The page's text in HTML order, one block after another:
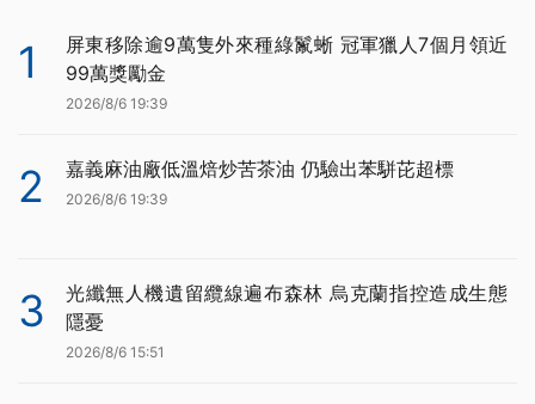
1
屏東移除逾9萬隻外來種綠鬣蜥 冠軍獵人7個月領近
99萬獎勵金
2026/8/6 19:39
2 嘉義麻油廠低溫焙炒苦茶油 仍驗出苯駢芘超標
2026/8/6 19:39
3
光纖無人機遺留纜線遍布森林 烏克蘭指控造成生態
隱憂
2026/8/6 15:51